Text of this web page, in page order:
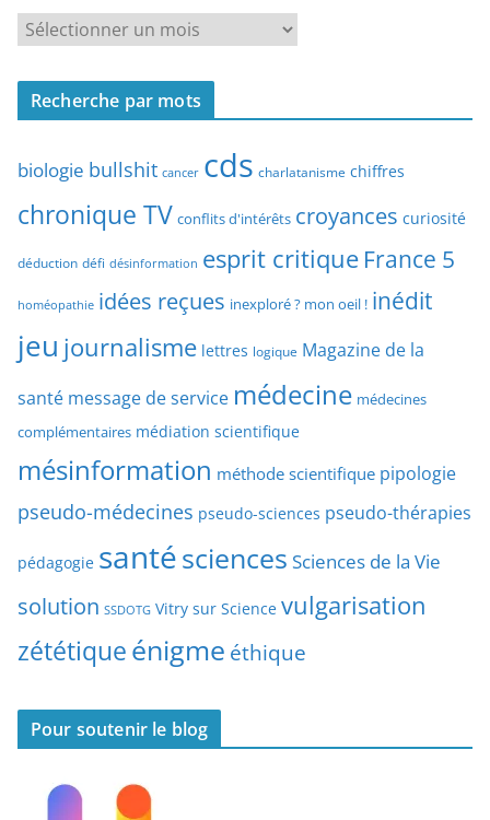
e
e
a
y
e
d
’
a
i
c
e
c
r
h
p
a
t
e
Recherche par mots
biologie bullshit cancer cds charlatanisme chiffres
chronique TV conflits d'intérêts croyances curiosité
déduction défi désinformation esprit critique France 5
homéopathie idées reçues inexploré ? mon oeil ! inédit
jeu journalisme lettres logique Magazine de la
santé message de service médecine médecines
complémentaires médiation scientifique
mésinformation méthode scientifique pipologie
pseudo-médecines pseudo-sciences pseudo-thérapies
pédagogie santésciences Sciences de la Vie
solution SSDOTG Vitry sur Science vulgarisation
zététiqueénigme éthique
Pour soutenir le blog